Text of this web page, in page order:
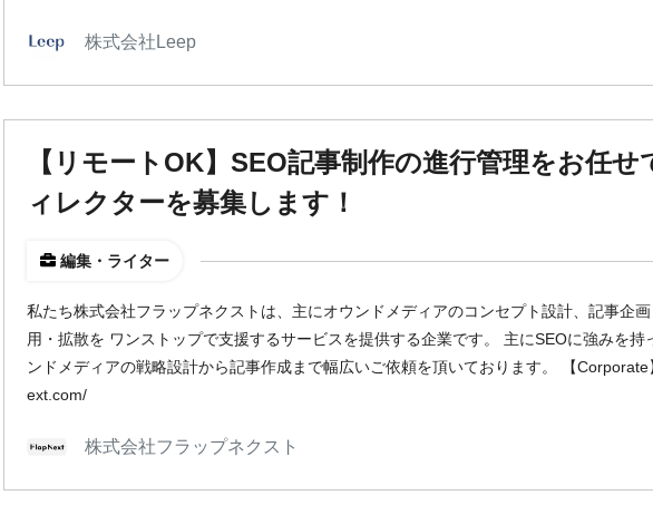
株式会社Leep
【リモートOK】SEO記事制作の進行管理をお任せ
ィレクターを募集します！
編集・ライター
私たち株式会社フラップネクストは、主にオウンドメディアのコンセプト設計、記事企
用・拡散を ワンストップで支援するサービスを提供する企業です。 主にSEOに強みを持
ンドメディアの戦略設計から記事作成まで幅広いご依頼を頂いております。 【
ext.com/
株式会社フラップネクスト